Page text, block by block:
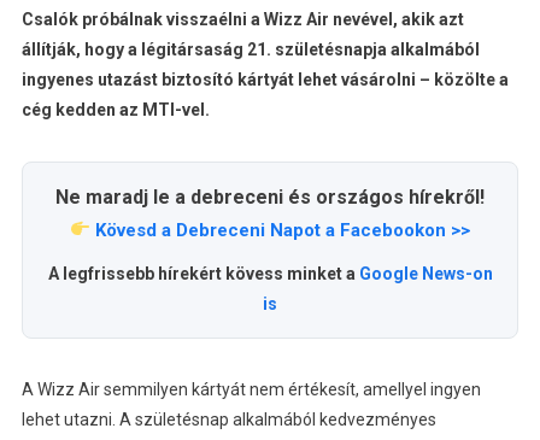
Csalók próbálnak visszaélni a Wizz Air nevével, akik azt
állítják, hogy a légitársaság 21. születésnapja alkalmából
ingyenes utazást biztosító kártyát lehet vásárolni – közölte a
cég kedden az MTI-vel.
Ne maradj le a debreceni és országos hírekről!
Kövesd a Debreceni Napot a Facebookon >>
A legfrissebb hírekért kövess minket a Google News-on
is
A Wizz Air semmilyen kártyát nem értékesít, amellyel ingyen
lehet utazni. A születésnap alkalmából kedvezményes